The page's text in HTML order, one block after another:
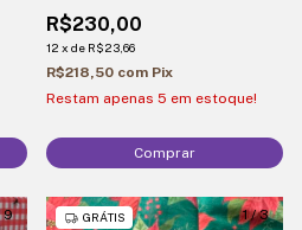
R$230,00
12 x de R$23,66
R$218,50 com Pix
Restam apenas 5 em estoque!
Comprar
9 1/3
GRÁTIS